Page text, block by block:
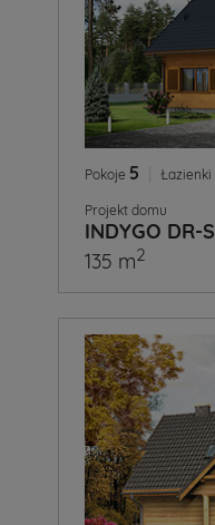
Pokoje 5 Łazienki
Projekt domu
INDYGO DR-S
135 m2